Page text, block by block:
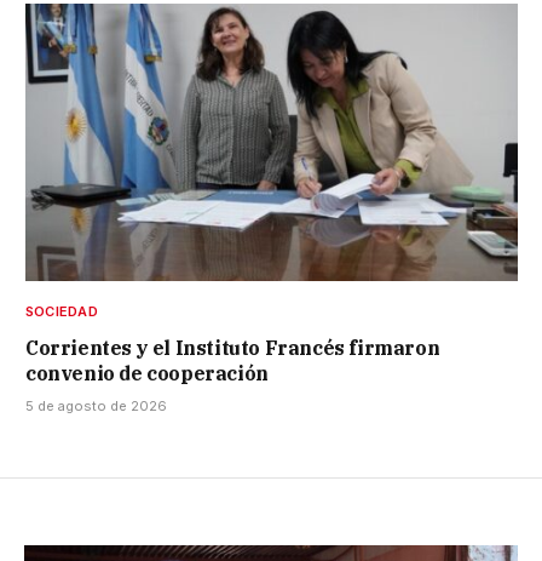
SOCIEDAD
Corrientes y el Instituto Francés firmaron
convenio de cooperación
5 de agosto de 2026